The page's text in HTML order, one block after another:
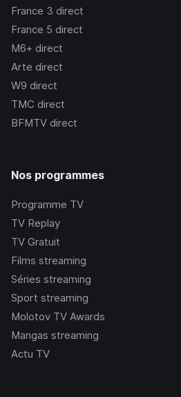
France 3 direct
France 5 direct
M6+ direct
Arte direct
W9 direct
TMC direct
BFMTV direct
Nos programmes
Programme TV
TV Replay
TV Gratuit
Films streaming
Séries streaming
Sport streaming
Molotov TV Awards
Mangas streaming
Actu TV